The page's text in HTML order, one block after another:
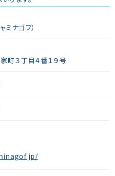
ミナゴフ）
町３丁目４番１９号